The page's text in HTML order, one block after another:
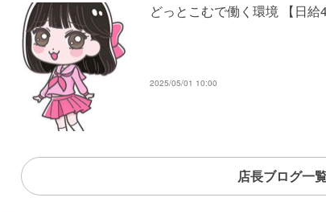
ますので、安心して働
どっとこむで働く環境 【日給
2025/05/01 10:00
店長ブログ一